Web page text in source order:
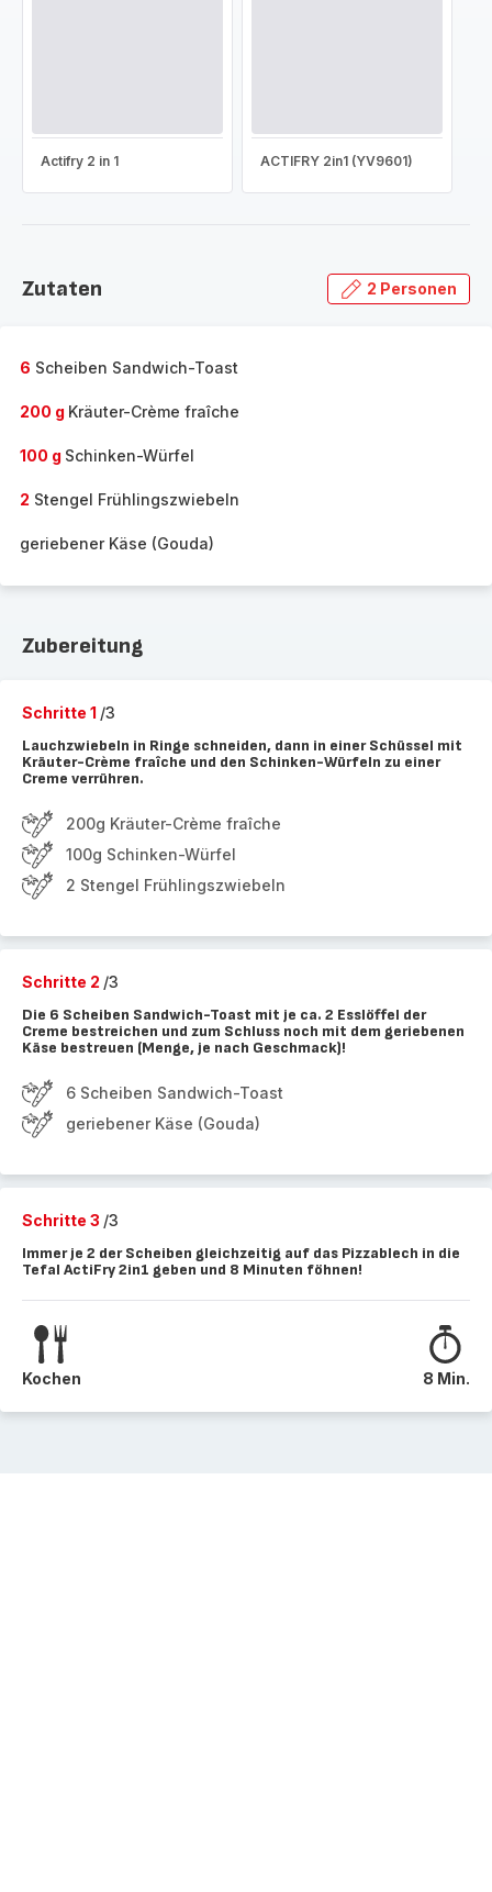
Actifry 2 in 1 ACTIFRY 2in1 (YV9601)
Zutaten 2 Personen
6 Scheiben Sandwich-Toast
200 g Kräuter-Crème fraîche
100 g Schinken-Würfel
2 Stengel Frühlingszwiebeln
geriebener Käse (Gouda)
Zubereitung
Schritte 1 /3
Lauchzwiebeln in Ringe schneiden, dann in einer Schüssel mit
Kräuter-Crème fraîche und den Schinken-Würfeln zu einer
Creme verrühren.
200g Kräuter-Crème fraîche
100g Schinken-Würfel
2 Stengel Frühlingszwiebeln
Schritte 2 /3
Die 6 Scheiben Sandwich-Toast mit je ca. 2 Esslöffel der
Creme bestreichen und zum Schluss noch mit dem geriebenen
Käse bestreuen (Menge, je nach Geschmack)!
6 Scheiben Sandwich-Toast
geriebener Käse (Gouda)
Schritte 3 /3
Immer je 2 der Scheiben gleichzeitig auf das Pizzablech in die
Tefal ActiFry 2in1 geben und 8 Minuten föhnen!
Kochen 8 Min.